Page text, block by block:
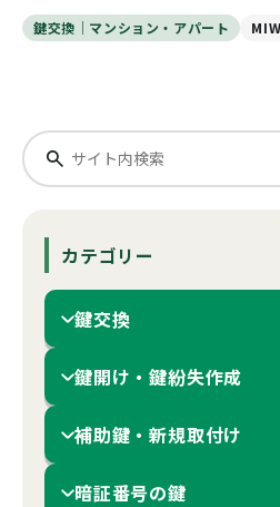
鍵交換｜マンション・アパート
カテゴリー
鍵交換
鍵開け・鍵紛失作成
補助鍵・新規取付け
暗証番号の鍵